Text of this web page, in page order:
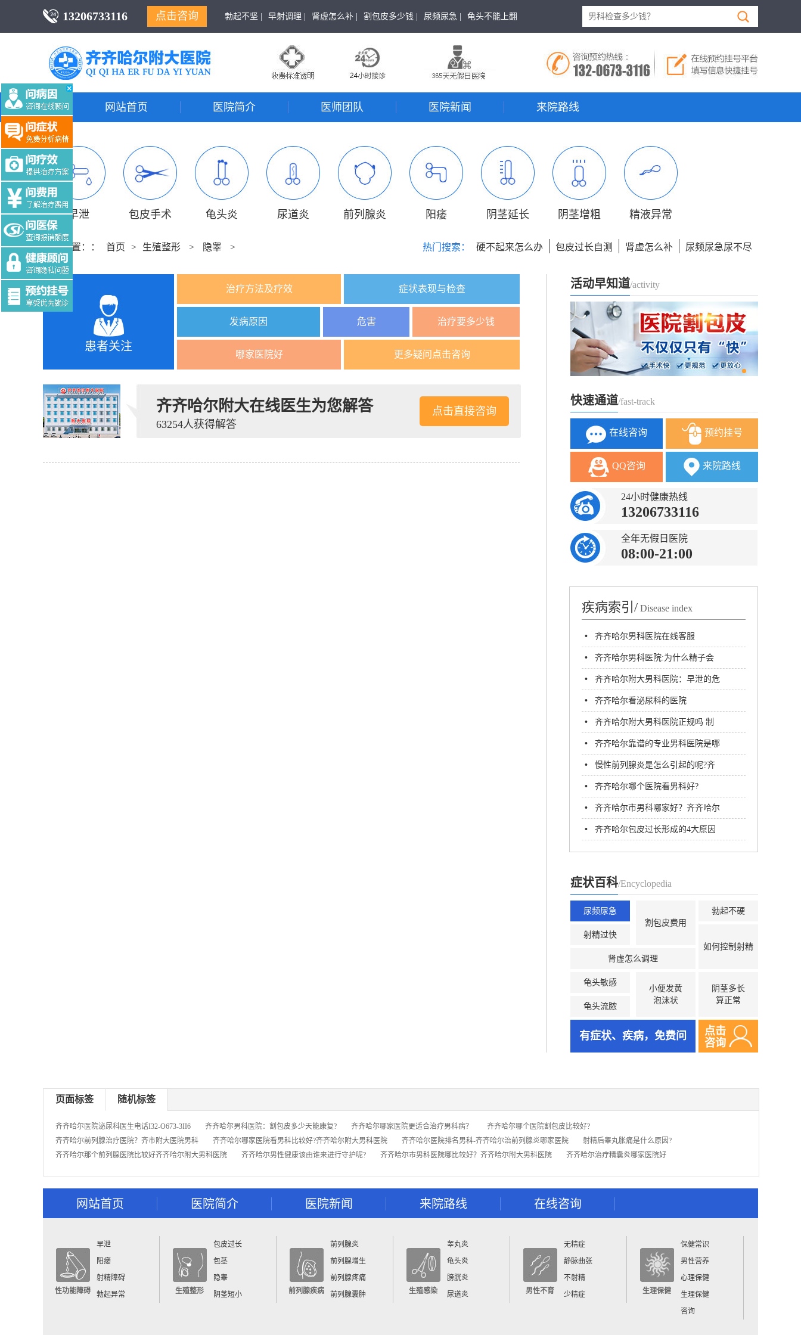
13206733116 点击咨询 勃起不坚 | 早射调理 | 肾虚怎么补 | 割包皮多少钱 | 尿频尿急 | 龟头不能上翻
网站首页 医院简介 医师团队 医院新闻 来院路线
早泄 包皮手术 龟头炎 尿道炎 前列腺炎 阳痿 阴茎延长 阴茎增粗 精液异常
当前位置：： 首页 > 生殖整形 > 隐睾 > 热门搜索： 硬不起来怎么办 包皮过长自测 肾虚怎么补 尿频尿急尿不尽
患者关注
治疗方法及疗效 症状表现与检查
发病原因 危害 治疗要多少钱
哪家医院好 更多疑问点击咨询
齐齐哈尔附大在线医生为您解答
63254人获得解答
点击直接咨询
活动早知道/activity
快速通道/fast-track
在线咨询 预约挂号
QQ咨询 来院路线
24小时健康热线
13206733116
全年无假日医院
08:00-21:00
疾病索引/ Disease index
• 齐齐哈尔男科医院在线客服
• 齐齐哈尔男科医院:为什么精子会
畸形?
• 齐齐哈尔附大男科医院：早泄的危
害有哪些呢
• 齐齐哈尔看泌尿科的医院
• 齐齐哈尔附大男科医院正规吗 制
度健全,收费合理
• 齐齐哈尔靠谱的专业男科医院是哪
家-齐齐哈尔附大男科医院
• 慢性前列腺炎是怎么引起的呢?齐
齐哈尔哪家医院男科好?
• 齐齐哈尔哪个医院看男科好?
• 齐齐哈尔市男科哪家好？齐齐哈尔
男科医院哪个比较好
• 齐齐哈尔包皮过长形成的4大原因
症状百科/Encyclopedia
尿频尿急
割包皮费用
射精过快
肾虚怎么调理
龟头敏感
小便发黄
泡沫状
龟头流脓
勃起不硬
如何控制射精
阴茎多长
算正常
有症状、疾病，免费问
点击
咨询
页面标签 随机标签
齐齐哈尔医院泌尿科医生电话I32-O673-3II6 齐齐哈尔男科医院：割包皮多少天能康复? 齐齐哈尔哪家医院更适合治疗男科病？
齐齐哈尔哪个医院割包皮比较好?
齐齐哈尔前列腺治疗医院？齐市附大医院男科
齐齐哈尔哪家医院看男科比较好?齐齐哈尔附大男科医院 齐齐哈尔医院排名男科-齐齐哈尔治前列腺炎哪家医院
射精后睾丸胀痛是什么原因?
齐齐哈尔那个前列腺医院比较好齐齐哈尔附大男科医院
齐齐哈尔男性健康该由谁来进行守护呢? 齐齐哈尔市男科医院哪比较好？齐齐哈尔附大男科医院 齐齐哈尔治疗精囊炎哪家医院好
网站首页 医院简介 医院新闻 来院路线 在线咨询
性功能障碍
早泄
阳痿
射精障碍
勃起异常
生殖整形
包皮过长
包茎
隐睾
阴茎短小
前列腺疾病
前列腺炎
前列腺增生
前列腺疼痛
前列腺囊肿
生殖感染
睾丸炎
龟头炎
膀胱炎
尿道炎
男性不育
无精症
静脉曲张
不射精
少精症
生理保健
保健常识
男性营养
心理保健
生理保健
咨询